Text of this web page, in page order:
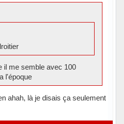
il me semble avec 100
l'époque
ahah, là je disais ça seulement